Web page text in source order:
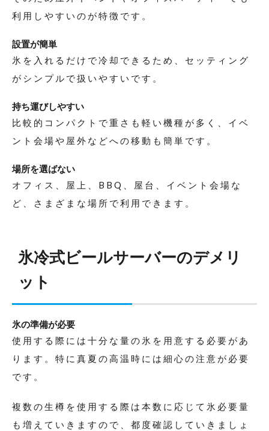
利用しやすいのが特徴です。
設置が簡単
氷を入れるだけで冷却できるため、セッティング
がシンプルで扱いやすいです。
持ち運びしやすい
比較的コンパクトで重さも軽い機種が多く、イベ
ント会場や屋外などへの移動も簡単です。
場所を選ばない
オフィス、屋上、BBQ、屋台、イベント会場な
ど、さまざまな場所で利用できます。
氷冷式ビールサーバーのデメリ
ット
氷の準備が必要
使用する際には十分な量の氷を用意する必要があ
ります。特に真夏の高温時には細心の注意が必要
です。
複数の生樽を使用する際は本数に応じて氷必要量
も増えていきますので、都度確認していきましょ